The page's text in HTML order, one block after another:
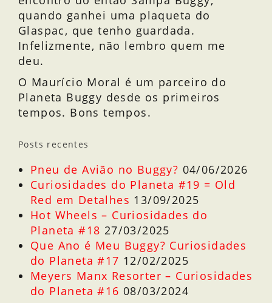
quando ganhei uma plaqueta do
Glaspac, que tenho guardada.
Infelizmente, não lembro quem me
deu.
O Maurício Moral é um parceiro do
Planeta Buggy desde os primeiros
tempos. Bons tempos.
Posts recentes
Pneu de Avião no Buggy? 04/06/2026
Curiosidades do Planeta #19 = Old
Red em Detalhes 13/09/2025
Hot Wheels – Curiosidades do
Planeta #18 27/03/2025
Que Ano é Meu Buggy? Curiosidades
do Planeta #17 12/02/2025
Meyers Manx Resorter – Curiosidades
do Planeta #16 08/03/2024